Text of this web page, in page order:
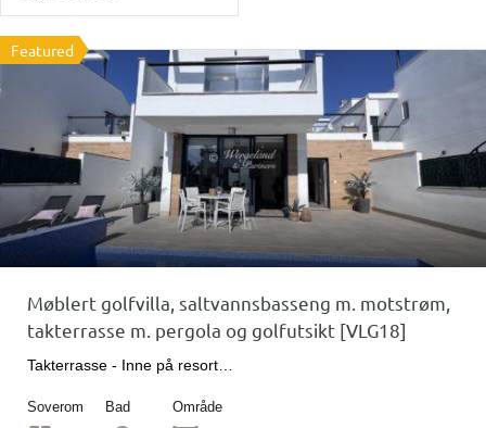
Featured
Møblert golfvilla, saltvannsbasseng m. motstrøm,
takterrasse m. pergola og golfutsikt [VLG18]
Takterrasse - Inne på resort…
Soverom Bad Område